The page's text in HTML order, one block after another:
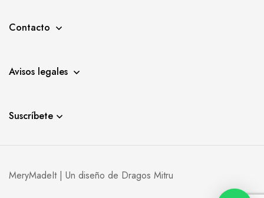
Contacto
Avisos legales
Suscríbete
MeryMadeIt | Un diseño de Dragos Mitru